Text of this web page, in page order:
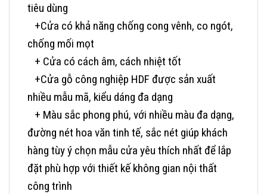
tiêu dùng
+Cửa có khả năng chống cong vênh, co ngót,
chống mối mọt
+ Cửa có cách âm, cách nhiệt tốt
+Cửa gỗ công nghiệp HDF được sản xuất
nhiều mẫu mã, kiểu dáng đa dạng
+ Màu sắc phong phú, với nhiều màu đa dạng,
đường nét hoa văn tinh tế, sắc nét giúp khách
hàng tùy ý chọn mẫu cửa yêu thích nhất để lắp
đặt phù hợp với thiết kế không gian nội thất
công trình